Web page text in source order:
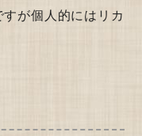
が個人的にはリカ